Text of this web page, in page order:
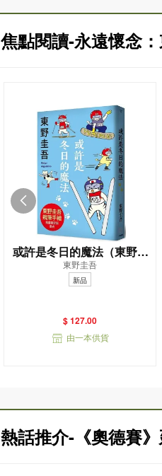
焦點閱讀-永遠懷念
或許是冬日的魔法（東野圭
吾親自繪製貓咪插畫限定書
衣版）
東野圭吾
新品
$ 127.00
由一本供貨
熱話推介-《奧德賽